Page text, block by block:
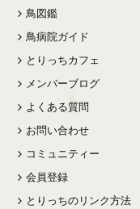
鳥図鑑
鳥病院ガイド
とりっちカフェ
メンバーブログ
よくある質問
お問い合わせ
コミュニティー
会員登録
とりっちのリンク方法